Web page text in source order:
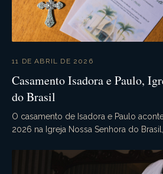
11 DE ABRIL DE 2026
Casamento Isadora e Paulo,
do Brasil
O casamento de Isadora e Paulo
2026 na Igreja Nossa Senhora do